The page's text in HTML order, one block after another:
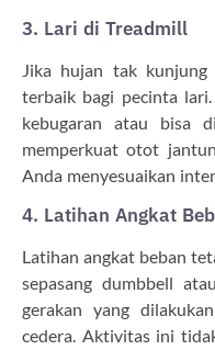
3. Lari di Treadmill
Jika hujan tak kunjung
terbaik bagi pecinta
kebugaran atau bisa
memperkuat otot
Anda menyesuaikan
4. Latihan Angkat
Latihan angkat beban
sepasang dumbbell
gerakan yang
cedera. Aktivitas ini